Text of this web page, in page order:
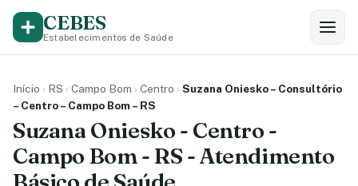
CEBES
Estabelecimentos de Saúde
Início › RS › Campo Bom › Centro › Suzana Oniesko – Consultório
– Centro – Campo Bom – RS
Suzana Oniesko - Centro -
Campo Bom - RS - Atendimento